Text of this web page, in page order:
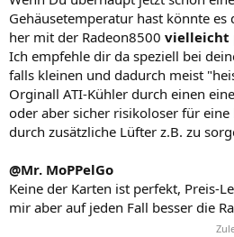
Gehäusetemperatur hast könnte es
her mit der Radeon8500 vielleicht
Ich empfehle dir da speziell bei
falls kleinen und dadurch meist
Orginall ATI-Kühler durch einen
oder aber sicher risikoloser für eine
durch zusätzliche Lüfter z.B. zu
@Mr. MoPPelGo
Keine der Karten ist perfekt, Preis-
mir aber auf jeden Fall besser die